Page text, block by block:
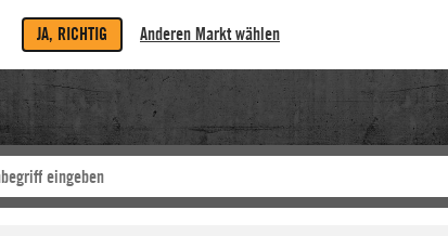
JA, RICHTIG Anderen Markt wählen